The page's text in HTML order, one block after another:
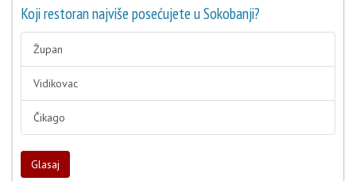
Koji restoran najviše posećujete u Sokobanji?
Župan
Vidikovac
Čikago
Glasaj